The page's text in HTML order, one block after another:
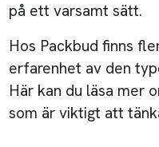
på ett varsamt sätt.
Hos Packbud finns
erfarenhet av den
Här kan du läsa mer
som är viktigt att